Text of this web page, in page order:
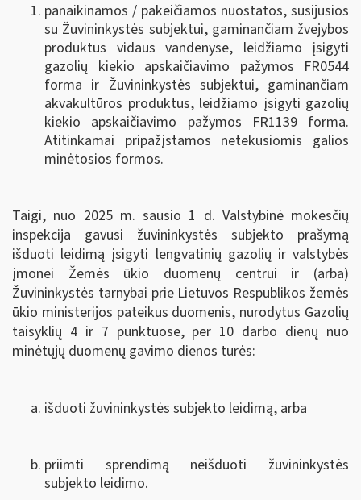
panaikinamos / pakeičiamos nuostatos, susijusios
su Žuvininkystės subjektui, gaminančiam žvejybos
produktus vidaus vandenyse, leidžiamo įsigyti
gazolių kiekio apskaičiavimo pažymos FR0544
forma ir Žuvininkystės subjektui, gaminančiam
akvakultūros produktus, leidžiamo įsigyti gazolių
kiekio apskaičiavimo pažymos FR1139 forma.
Atitinkamai pripažįstamos netekusiomis galios
minėtosios formos.
Taigi, nuo 2025 m. sausio 1 d. Valstybinė mokesčių
inspekcija gavusi žuvininkystės subjekto prašymą
išduoti leidimą įsigyti lengvatinių gazolių ir valstybės
įmonei Žemės ūkio duomenų centrui ir (arba)
Žuvininkystės tarnybai prie Lietuvos Respublikos žemės
ūkio ministerijos pateikus duomenis, nurodytus Gazolių
taisyklių 4 ir 7 punktuose, per 10 darbo dienų nuo
minėtųjų duomenų gavimo dienos turės:
išduoti žuvininkystės subjekto leidimą, arba
priimti sprendimą neišduoti žuvininkystės
subjekto leidimo.